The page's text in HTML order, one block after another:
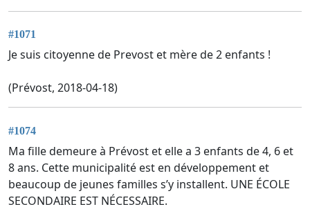
#1071
Je suis citoyenne de Prevost et mère de 2 enfants !
(Prévost, 2018-04-18)
#1074
Ma fille demeure à Prévost et elle a 3 enfants de 4, 6 et
8 ans. Cette municipalité est en développement et
beaucoup de jeunes familles s’y installent. UNE ÉCOLE
SECONDAIRE EST NÉCESSAIRE.